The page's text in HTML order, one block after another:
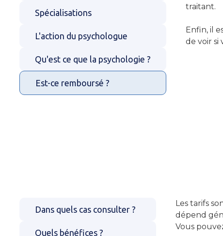
Spécialisations
L'action du psychologue
Qu'est ce que la psychologie ?
Est-ce remboursé ?
traitant.
Enfin, il
de voir si
Dans quels cas consulter ?
Quels bénéfices ?
Les tarifs
dépend
Vous